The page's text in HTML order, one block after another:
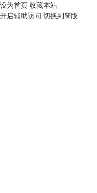
设为首页 收藏本站
开启辅助访问 切换到窄版